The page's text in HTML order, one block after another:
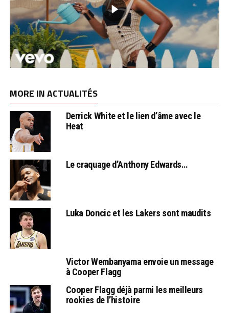
MORE IN ACTUALITÉS
Derrick White et le lien d’âme avec le
Heat
Le craquage d’Anthony Edwards…
Luka Doncic et les Lakers sont maudits
Victor Wembanyama envoie un message
à Cooper Flagg
Cooper Flagg déjà parmi les meilleurs
rookies de l’histoire